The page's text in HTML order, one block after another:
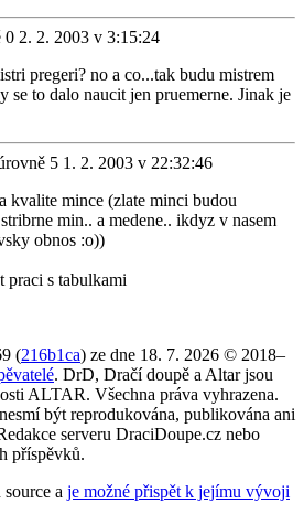
2. 2. 2003 v 3:15:24
pregeri? no a co...tak budu mistrem
se to dalo naucit jen pruemerne. Jinak je
1. 2. 2003 v 22:32:46
kvalite mince (zlate minci budou
min.. a medene.. ikdyz v nasem
obnos :o))
praci s tabulkami
(216b1ca) ze dne 18. 7. 2026 © 2018–
. DrD, Dračí doupě a Altar jsou
ALTAR. Všechna práva vyhrazena.
být reprodukována, publikována ani
serveru DraciDoupe.cz nebo
příspěvků.
a je možné přispět k jejímu vývoji